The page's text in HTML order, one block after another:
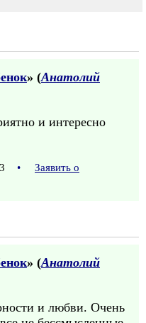
» (Анатолий
и интересно
•
Заявить о
» (Анатолий
и любви. Очень